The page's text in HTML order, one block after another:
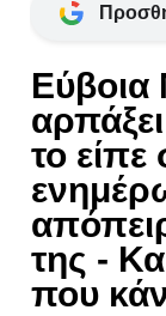
το
της -
που